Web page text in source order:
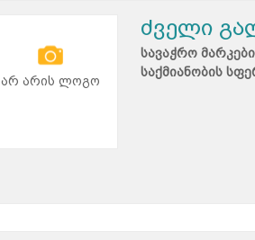
არ არის ლოგო
ძველი
სავაჭრო
საქმიანობის